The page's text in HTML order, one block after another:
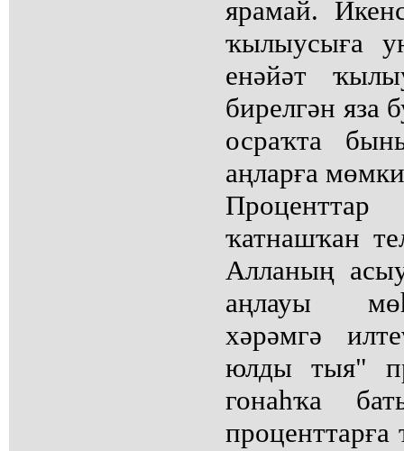
ярамай.
ҡылыусыға
енәйәт
бирелгән яза
осраҡта
аңларға
Проценттар
ҡатнашҡан
Алланың
аңлауы
хәрәмгә
юлды тыя"
гонаһҡа